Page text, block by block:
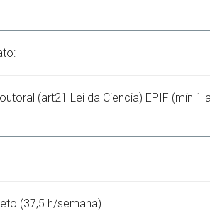
(art21 Lei da Ciencia) EPIF (mín 1
(37,5 h/semana).